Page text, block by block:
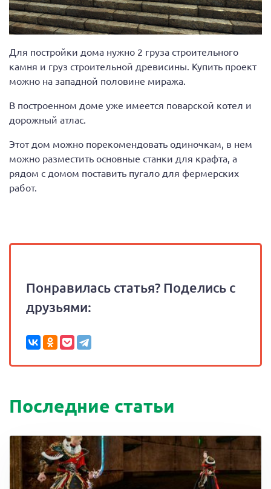
Для постройки дома нужно 2 груза строительного
камня и груз строительной древисины. Купить проект
можно на западной половине миража.
В построенном доме уже имеется поварской котел и
дорожный атлас.
Этот дом можно порекомендовать одиночкам, в нем
можно разместить основные станки для крафта, а
рядом с домом поставить пугало для фермерских
работ.
Понравилась статья? Поделись с
друзьями:
Последние статьи